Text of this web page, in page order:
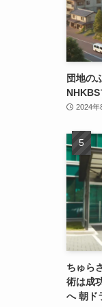
団地の
2024年
ちゅら
術は成
へ 朝ド